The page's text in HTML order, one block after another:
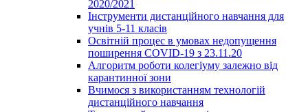
2020/2021
Інструменти дистанційного навчання для
учнів 5-11 класів
Освітній процес в умовах недопущення
поширення COVID-19 з 23.11.20
Алгоритм роботи колегіуму залежно від
карантинної зони
Вчимося з використанням технологій
дистанційного навчання